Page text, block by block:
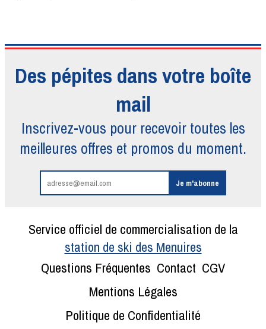
Des pépites dans votre boîte
mail
Inscrivez-vous pour recevoir toutes les
meilleures offres et promos du moment.
Service officiel de commercialisation de la
station de ski des Menuires
Questions Fréquentes Contact CGV
Mentions Légales
Politique de Confidentialité